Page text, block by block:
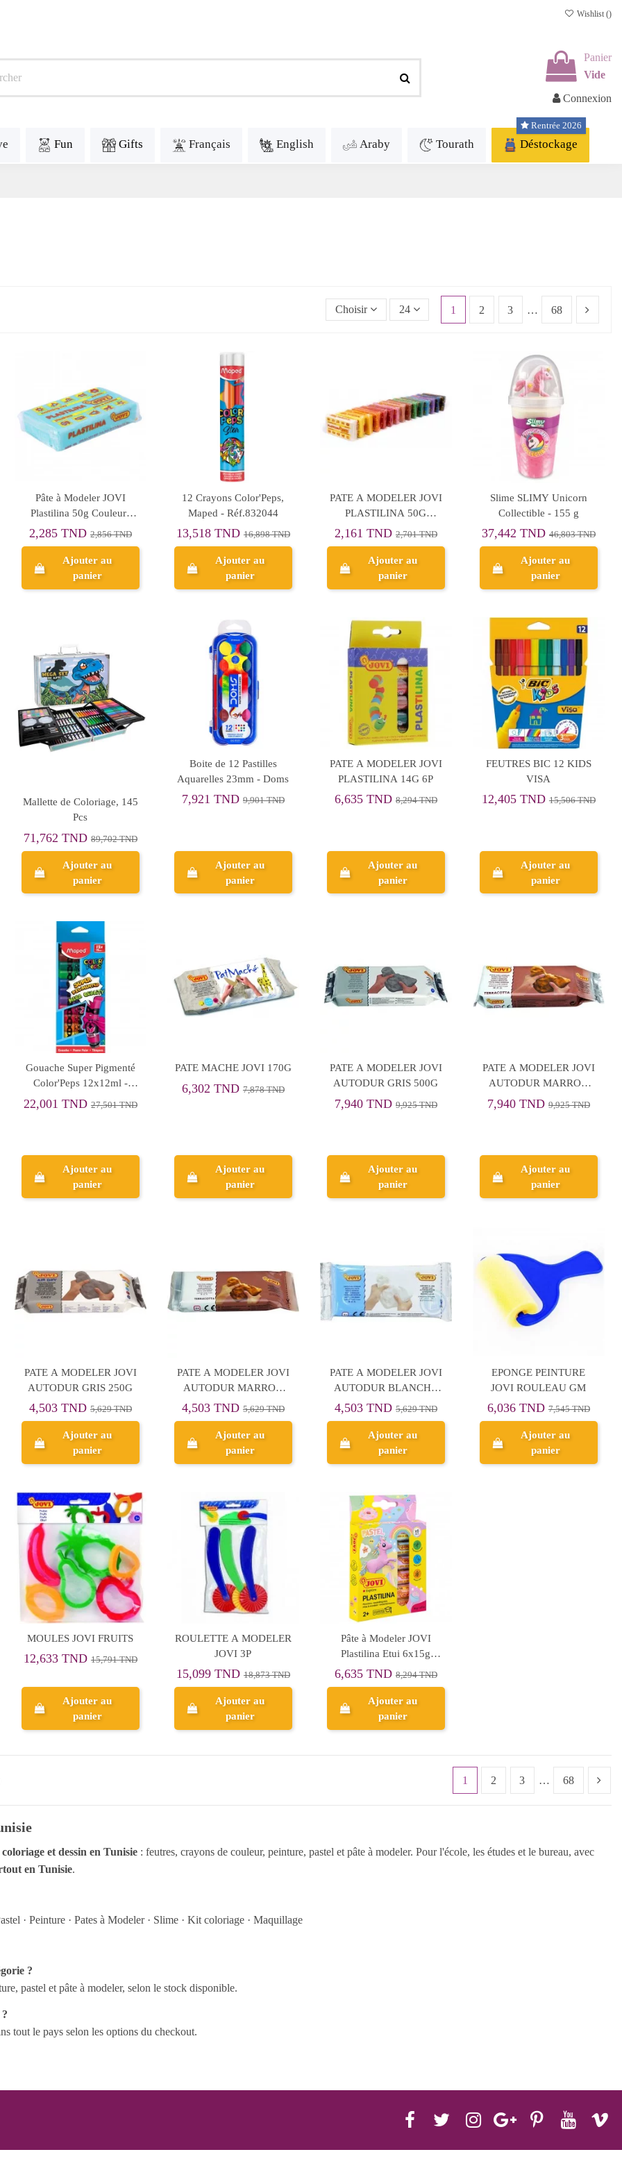
Wishlist ()
Panier
Vide
Connexion
Fun Gifts Français English Araby Tourath Déstockage
Rentrée 2026
Choisir 24 1 2 3 … 68
Pâte à Modeler JOVI
Plastilina 50g Couleurs
Pastel
2,285 TND 2,856 TND
Ajouter au
panier
12 Crayons Color'Peps,
Maped - Réf.832044
13,518 TND 16,898 TND
Ajouter au
panier
PATE A MODELER JOVI
PLASTILINA 50G
ASSORTI
2,161 TND 2,701 TND
Ajouter au
panier
Slime SLIMY Unicorn
Collectible - 155 g
37,442 TND 46,803 TND
Ajouter au
panier
Mallette de Coloriage, 145
Pcs
71,762 TND 89,702 TND
Ajouter au
panier
Boite de 12 Pastilles
Aquarelles 23mm - Doms
7,921 TND 9,901 TND
Ajouter au
panier
PATE A MODELER JOVI
PLASTILINA 14G 6P
6,635 TND 8,294 TND
Ajouter au
panier
FEUTRES BIC 12 KIDS
VISA
12,405 TND 15,506 TND
Ajouter au
panier
Gouache Super Pigmenté
Color'Peps 12x12ml -
Maped
22,001 TND 27,501 TND
Ajouter au
panier
PATE MACHE JOVI 170G
6,302 TND 7,878 TND
Ajouter au
panier
PATE A MODELER JOVI
AUTODUR GRIS 500G
7,940 TND 9,925 TND
Ajouter au
panier
PATE A MODELER JOVI
AUTODUR MARRON
500G
7,940 TND 9,925 TND
Ajouter au
panier
PATE A MODELER JOVI
AUTODUR GRIS 250G
4,503 TND 5,629 TND
Ajouter au
panier
PATE A MODELER JOVI
AUTODUR MARRON
250G
4,503 TND 5,629 TND
Ajouter au
panier
PATE A MODELER JOVI
AUTODUR BLANCHE
250G
4,503 TND 5,629 TND
Ajouter au
panier
EPONGE PEINTURE
JOVI ROULEAU GM
6,036 TND 7,545 TND
Ajouter au
panier
MOULES JOVI FRUITS
12,633 TND 15,791 TND
Ajouter au
panier
ROULETTE A MODELER
JOVI 3P
15,099 TND 18,873 TND
Ajouter au
panier
Pâte à Modeler JOVI
Plastilina Etui 6x15g
Couleurs Pastel
6,635 TND 8,294 TND
Ajouter au
panier
1 2 3 … 68
coloriage et dessin en Tunisie : feutres, crayons de couleur, peinture, pastel et pâte à modeler. Pour l'école, les études et le bureau, avec
en Tunisie.
· Peinture · Pates à Modeler· Slime · Kit coloriage · Maquillage
?
pastel et pâte à modeler, selon le stock disponible.
tout le pays selon les options du checkout.